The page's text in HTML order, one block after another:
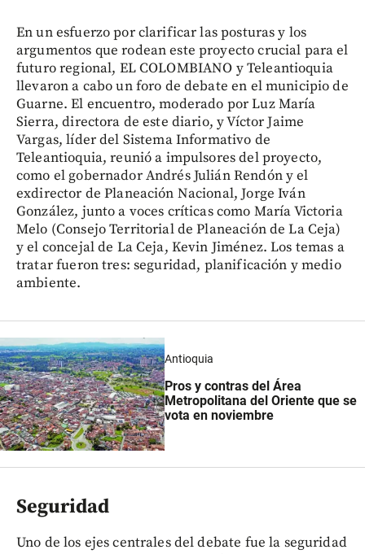
En un esfuerzo por clarificar las posturas y los
argumentos que rodean este proyecto crucial para el
futuro regional, EL COLOMBIANO y Teleantioquia
llevaron a cabo un foro de debate en el municipio de
Guarne. El encuentro, moderado por Luz María
Sierra, directora de este diario, y Víctor Jaime
Vargas, líder del Sistema Informativo de
Teleantioquia, reunió a impulsores del proyecto,
como el gobernador Andrés Julián Rendón y el
exdirector de Planeación Nacional, Jorge Iván
González, junto a voces críticas como María Victoria
Melo (Consejo Territorial de Planeación de La Ceja)
y el concejal de La Ceja, Kevin Jiménez. Los temas a
tratar fueron tres: seguridad, planificación y medio
ambiente.
Antioquia
Pros y contras del Área
Metropolitana del Oriente que se
vota en noviembre
Seguridad
Uno de los ejes centrales del debate fue la seguridad